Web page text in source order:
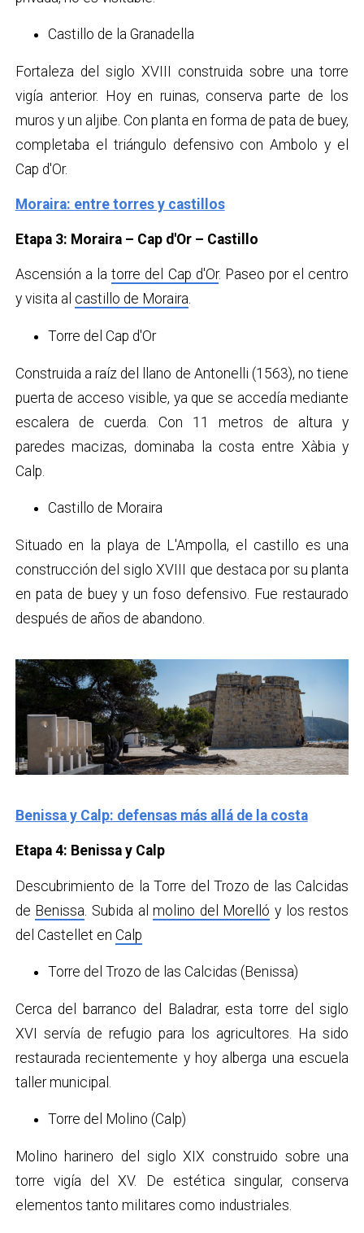
Castillo de la Granadella
Fortaleza del siglo XVIII construida sobre una torre
vigía anterior. Hoy en ruinas, conserva parte de los
muros y un aljibe. Con planta en forma de pata de buey,
completaba el triángulo defensivo con Ambolo y el
Cap d'Or.
Moraira: entre torres y castillos
Etapa 3: Moraira – Cap d'Or – Castillo
Ascensión a latorre del Cap d'Or. Paseo por el centro
y visita al castillo de Moraira.
Torre del Cap d'Or
Construida a raíz del llano de Antonelli (1563), no tiene
puerta de acceso visible, ya que se accedía mediante
escalera de cuerda. Con 11 metros de altura y
paredes macizas, dominaba la costa entre Xàbia y
Calp.
Castillo de Moraira
Situado en la playa de L'Ampolla, el castillo es una
construcción del siglo XVIII que destaca por su planta
en pata de buey y un foso defensivo. Fue restaurado
después de años de abandono.
Benissa y Calp: defensas más allá de la costa
Etapa 4: Benissa y Calp
Descubrimiento de la Torre del Trozo de las Calcidas
de Benissa . Subida almolino del Morelló y los restos
del Castellet en Calp
Torre del Trozo de las Calcidas (Benissa)
Cerca del barranco del Baladrar, esta torre del siglo
XVI servía de refugio para los agricultores. Ha sido
restaurada recientemente y hoy alberga una escuela
taller municipal.
Torre del Molino (Calp)
Molino harinero del siglo XIX construido sobre una
torre vigía del XV. De estética singular, conserva
elementos tanto militares como industriales.